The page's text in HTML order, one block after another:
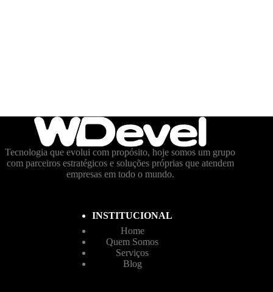
Tecnologia que evolui com propósito, hoje somos um grupo
com parceiros estratégicos e soluções próprias que atendem
empresas em todo o mundo.
INSTITUCIONAL
Home
Quem Somos
Serviços
Blog